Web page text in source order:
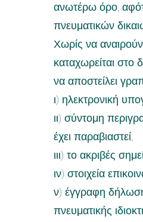
ανωτέρω όρο,
πνευματικών
Χωρίς να
καταχωρείται στο
να αποστείλει
ι) ηλεκτρονική
ιι) σύντομη
έχει παραβιαστεί,
ιιι) το ακριβές
ιν) στοιχεία
ν) έγγραφη
πνευματικής